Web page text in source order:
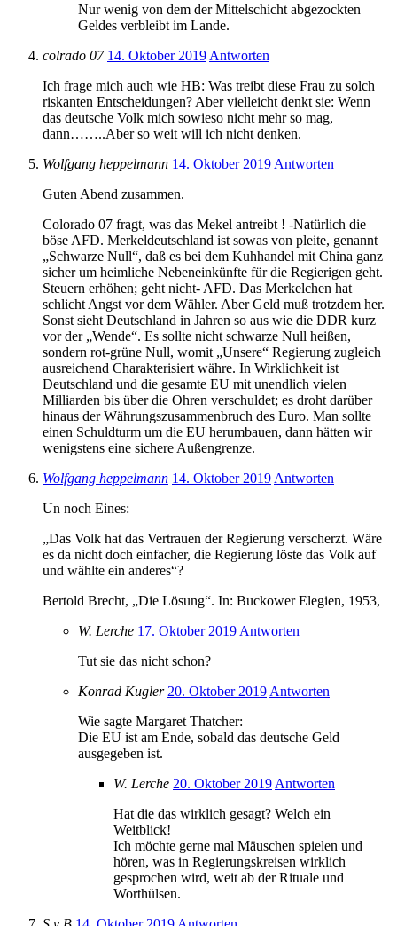
Nur wenig von dem der Mittelschicht abgezockten
Geldes verbleibt im Lande.
colrado 07 14. Oktober 2019 Antworten
Ich frage mich auch wie HB: Was treibt diese Frau zu solch
riskanten Entscheidungen? Aber vielleicht denkt sie: Wenn
das deutsche Volk mich sowieso nicht mehr so mag,
dann……..Aber so weit will ich nicht denken.
Wolfgang heppelmann 14. Oktober 2019 Antworten
Guten Abend zusammen.
Colorado 07 fragt, was das Mekel antreibt ! -Natürlich die
böse AFD. Merkeldeutschland ist sowas von pleite, genannt
„Schwarze Null“, daß es bei dem Kuhhandel mit China ganz
sicher um heimliche Nebeneinkünfte für die Regierigen geht.
Steuern erhöhen; geht nicht- AFD. Das Merkelchen hat
schlicht Angst vor dem Wähler. Aber Geld muß trotzdem her.
Sonst sieht Deutschland in Jahren so aus wie die DDR kurz
vor der „Wende“. Es sollte nicht schwarze Null heißen,
sondern rot-grüne Null, womit „Unsere“ Regierung zugleich
ausreichend Charakterisiert währe. In Wirklichkeit ist
Deutschland und die gesamte EU mit unendlich vielen
Milliarden bis über die Ohren verschuldet; es droht darüber
hinaus der Währungszusammenbruch des Euro. Man sollte
einen Schuldturm um die EU herumbauen, dann hätten wir
wenigstens eine sichere Außengrenze.
Wolfgang heppelmann 14. Oktober 2019 Antworten
Un noch Eines:
„Das Volk hat das Vertrauen der Regierung verscherzt. Wäre
es da nicht doch einfacher, die Regierung löste das Volk auf
und wählte ein anderes“?
Bertold Brecht, „Die Lösung“. In: Buckower Elegien, 1953,
W. Lerche 17. Oktober 2019 Antworten
Tut sie das nicht schon?
Konrad Kugler 20. Oktober 2019 Antworten
Wie sagte Margaret Thatcher:
Die EU ist am Ende, sobald das deutsche Geld
ausgegeben ist.
W. Lerche 20. Oktober 2019 Antworten
Hat die das wirklich gesagt? Welch ein
Weitblick!
Ich möchte gerne mal Mäuschen spielen und
hören, was in Regierungskreisen wirklich
gesprochen wird, weit ab der Rituale und
Worthülsen.